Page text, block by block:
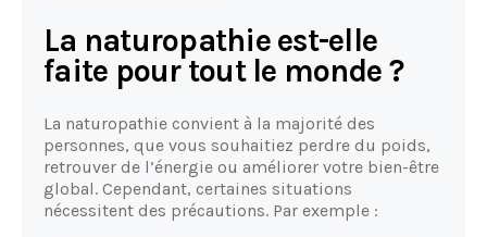
La naturopathie est-elle
faite pour tout le monde ?
La naturopathie convient à la majorité des
personnes, que vous souhaitiez perdre du poids,
retrouver de l’énergie ou améliorer votre bien-être
global. Cependant, certaines situations
nécessitent des précautions. Par exemple :